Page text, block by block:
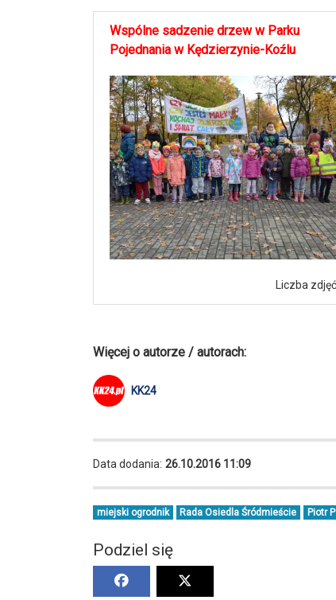
Wspólne sadzenie drzew w Parku
Pojednania w Kędzierzynie-Koźlu
Liczba
Więcej o autorze / autorach:
KK24
Data dodania: 26.10.2016 11:09
miejski ogrodnik Rada Osiedla Śródmieście Piotr
Podziel się